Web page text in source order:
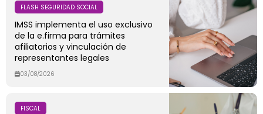
FLASH SEGURIDAD SOCIAL
IMSS implementa el uso exclusivo
de la e.firma para trámites
afiliatorios y vinculación de
representantes legales
03/08/2026
FISCAL